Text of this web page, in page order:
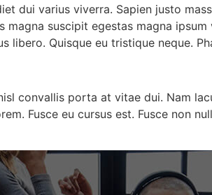
dui varius viverra. Sapien justo
suscipit egestas magna ipsum
libero. Quisque eu tristique neque.
convallis porta at vitae dui. Nam
Fusce eu cursus est. Fusce non